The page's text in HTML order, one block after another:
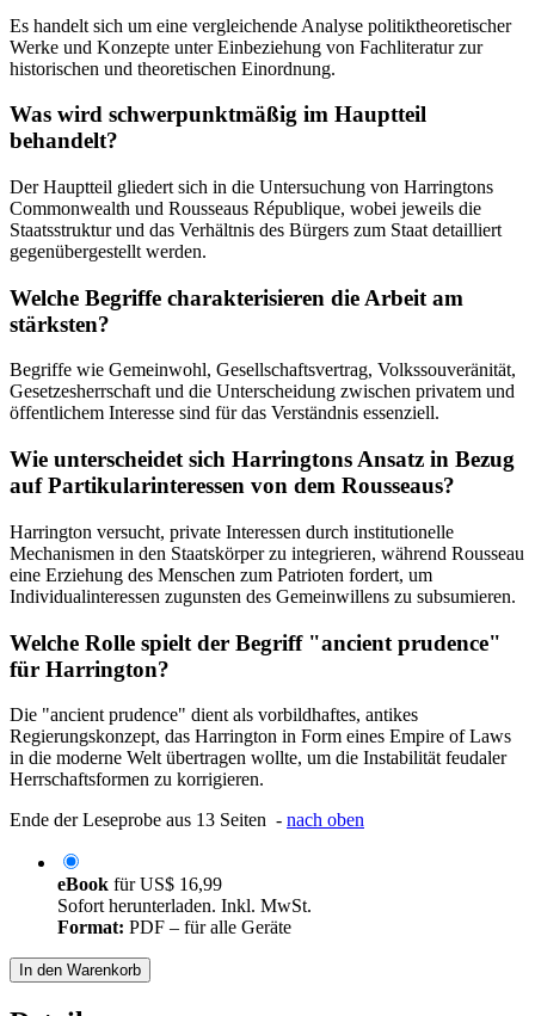
Es handelt sich um eine vergleichende Analyse politiktheoretischer
Werke und Konzepte unter Einbeziehung von Fachliteratur zur
historischen und theoretischen Einordnung.
Was wird schwerpunktmäßig im Hauptteil
behandelt?
Der Hauptteil gliedert sich in die Untersuchung von Harringtons
Commonwealth und Rousseaus République, wobei jeweils die
Staatsstruktur und das Verhältnis des Bürgers zum Staat detailliert
gegenübergestellt werden.
Welche Begriffe charakterisieren die Arbeit am
stärksten?
Begriffe wie Gemeinwohl, Gesellschaftsvertrag, Volkssouveränität,
Gesetzesherrschaft und die Unterscheidung zwischen privatem und
öffentlichem Interesse sind für das Verständnis essenziell.
Wie unterscheidet sich Harringtons Ansatz in Bezug
auf Partikularinteressen von dem Rousseaus?
Harrington versucht, private Interessen durch institutionelle
Mechanismen in den Staatskörper zu integrieren, während Rousseau
eine Erziehung des Menschen zum Patrioten fordert, um
Individualinteressen zugunsten des Gemeinwillens zu subsumieren.
Welche Rolle spielt der Begriff "ancient prudence"
für Harrington?
Die "ancient prudence" dient als vorbildhaftes, antikes
Regierungskonzept, das Harrington in Form eines Empire of Laws
in die moderne Welt übertragen wollte, um die Instabilität feudaler
Herrschaftsformen zu korrigieren.
Ende der Leseprobe aus 13 Seiten - nach oben
eBook fürUS$ 16,99
Sofort herunterladen. Inkl. MwSt.
Format: PDF – für alle Geräte
In den Warenkorb